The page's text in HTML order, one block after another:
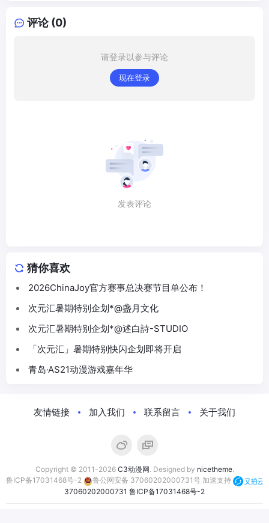
评论 (0)
请登录以参与评论
现在登录
发表评论
猜你喜欢
2026ChinaJoy官方赛事总决赛节目单公布！
次元汇暑期特别企划*@盏月文化
次元汇暑期特别企划*@述白詩-STUDIO
「次元汇」暑期特别快闪企划即将开启
青岛·AS21动漫游戏嘉年华
友情链接 加入我们 联系留言 关于我们
Copyright © 2011-2026 C3动漫网. Designed by nicetheme.
鲁ICP备17031468号-2
鲁公网安备 37060202000731号 加速支持
37060202000731 鲁ICP备17031468号-2